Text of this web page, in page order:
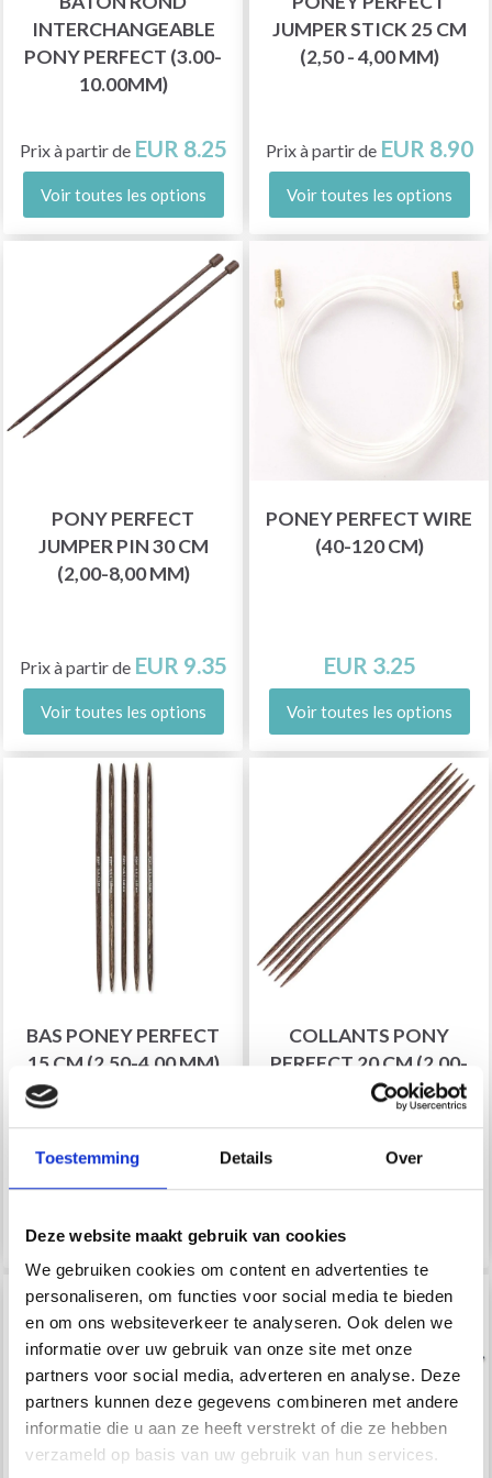
Toestemming Details Over
Deze website maakt gebruik van cookies
We gebruiken cookies om content en advertenties te
personaliseren, om functies voor social media te bieden
en om ons websiteverkeer te analyseren. Ook delen we
informatie over uw gebruik van onze site met onze
partners voor social media, adverteren en analyse. Deze
partners kunnen deze gegevens combineren met andere
informatie die u aan ze heeft verstrekt of die ze hebben
verzameld op basis van uw gebruik van hun services.
INTERCHANGEABLE
PONY PERFECT (3.00-
10.00MM)
Prix à partir de EUR 8.25
Voir toutes les options
JUMPER STICK 25 CM
(2,50 - 4,00 MM)
Prix à partir de EUR 8.90
Voir toutes les options
PONY PERFECT
JUMPER PIN 30 CM
(2,00-8,00 MM)
Prix à partir de EUR 9.35
Voir toutes les options
PONEY PERFECT WIRE
(40-120 CM)
EUR 3.25
Voir toutes les options
BAS PONEY PERFECT
15 CM (2,50-4,00 MM)
EUR 9.99
Voir toutes les options
COLLANTS PONY
PERFECT 20 CM (2.00-
7.50 MM)
Prix à partir de
Voir toutes les options